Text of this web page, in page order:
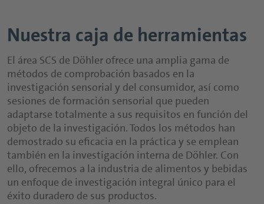
Nuestra caja de herramientas
El área SCS de Döhler ofrece una amplia gama de
métodos de comprobación basados en la
investigación sensorial y del consumidor, así como
sesiones de formación sensorial que pueden
adaptarse totalmente a sus requisitos en función del
objeto de la investigación. Todos los métodos han
demostrado su eficacia en la práctica y se emplean
también en la investigación interna de Döhler. Con
ello, ofrecemos a la industria de alimentos y bebidas
un enfoque de investigación integral único para el
éxito duradero de sus productos.